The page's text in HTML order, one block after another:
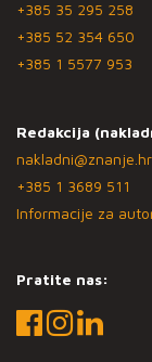
+385 35 295 258
+385 52 354 650
+385 1 5577 953
Redakcija
nakladni@znanje.hr
+385 1 3689 511
Informacije za
Pratite nas: